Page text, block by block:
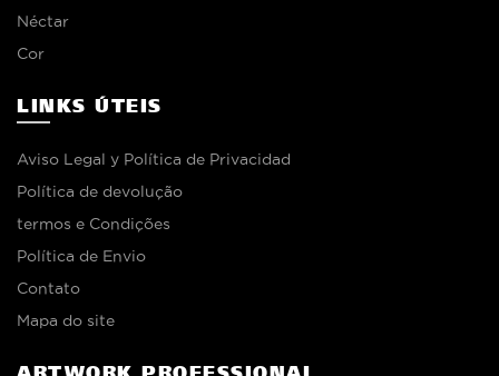
Néctar
Cor
LINKS ÚTEIS
Aviso Legal y Política de Privacidad
Política de devolução
termos e Condições
Política de Envio
Contato
Mapa do site